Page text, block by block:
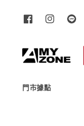
門市據點